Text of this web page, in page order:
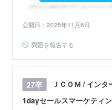
公開日：2025年11月6日
問題を報告する
27卒
ＪＣＯＭ / イン
1dayセールスマーケティ